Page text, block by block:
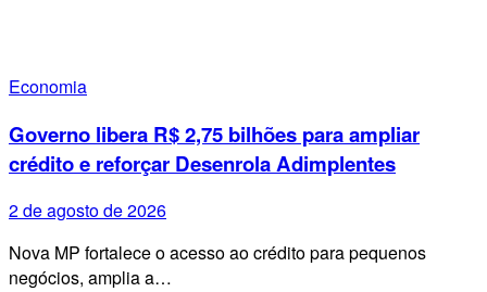
Economia
Governo libera R$ 2,75 bilhões para ampliar
crédito e reforçar Desenrola Adimplentes
2 de agosto de 2026
Nova MP fortalece o acesso ao crédito para pequenos
negócios, amplia a…